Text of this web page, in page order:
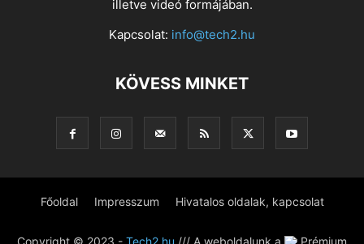
illetve videó formájában.
Kapcsolat: info@tech2.hu
KÖVESS MINKET
Főoldal Impresszum Hivatalos oldalak, kapcsolat